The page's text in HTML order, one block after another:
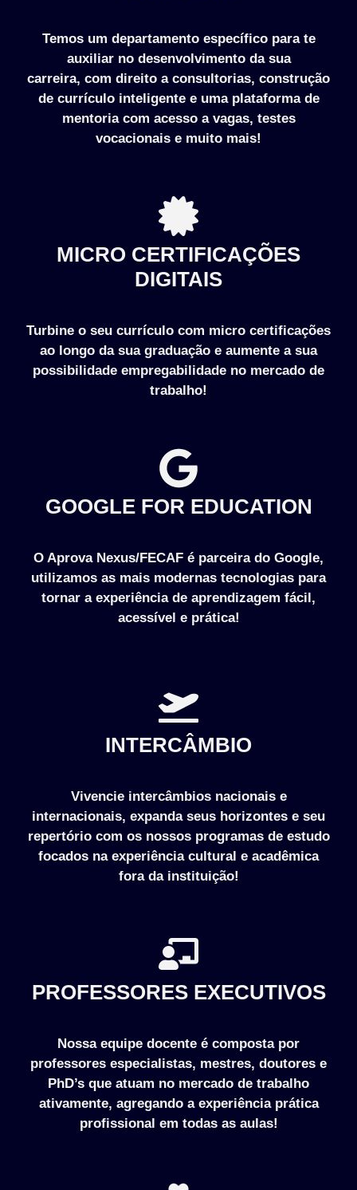
Temos um departamento específico para te
auxiliar no desenvolvimento da sua
carreira, com direito a consultorias, construção
de currículo inteligente e uma plataforma de
mentoria com acesso a vagas, testes
vocacionais e muito mais!
MICRO CERTIFICAÇÕES
DIGITAIS
Turbine o seu currículo com micro certificações
ao longo da sua graduação e aumente a sua
possibilidade empregabilidade no mercado de
trabalho!
GOOGLE FOR EDUCATION
O Aprova Nexus/FECAF é parceira do Google,
utilizamos as mais modernas tecnologias para
tornar a experiência de aprendizagem fácil,
acessível e prática!
INTERCÂMBIO
Vivencie intercâmbios nacionais e
internacionais, expanda seus horizontes e seu
repertório com os nossos programas de estudo
focados na experiência cultural e acadêmica
fora da instituição!
PROFESSORES EXECUTIVOS
Nossa equipe docente é composta por
professores especialistas, mestres, doutores e
PhD’s que atuam no mercado de trabalho
ativamente, agregando a experiência prática
profissional em todas as aulas!